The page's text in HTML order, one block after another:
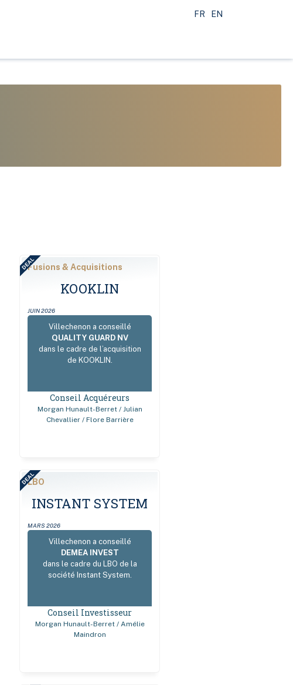
EN
FR
Fusions & Acquisitions
KOOKLIN
JUIN 2026
Villechenon a conseillé
QUALITY GUARD NV
dans le cadre de l’acquisition
de KOOKLIN.
Conseil Acquéreurs
Morgan Hunault-Berret / Julian
Chevallier / Flore Barrière
DEAL
LBO
INSTANT SYSTEM
MARS 2026
Villechenon a conseillé
DEMEA INVEST
dans le cadre du LBO de la
société Instant System.
Conseil Investisseur
Morgan Hunault-Berret / Amélie
Maindron
DEAL